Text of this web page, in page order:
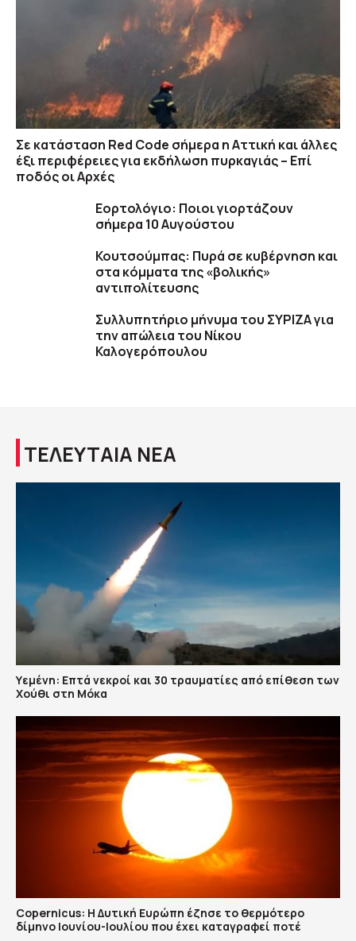
Σε κατάσταση Red Code σήμερα η Αττική και άλλες
έξι περιφέρειες για εκδήλωση πυρκαγιάς – Επί
ποδός οι Αρχές
Εορτολόγιο: Ποιοι γιορτάζουν
σήμερα 10 Αυγούστου
Κουτσούμπας: Πυρά σε κυβέρνηση και
στα κόμματα της «βολικής»
αντιπολίτευσης
Συλλυπητήριο μήνυμα του ΣΥΡΙΖΑ για
την απώλεια του Νίκου
Καλογερόπουλου
ΤΕΛΕΥΤΑΙΑ ΝΕΑ
Υεμένη: Επτά νεκροί και 30 τραυματίες από επίθεση των
Χούθι στη Μόκα
Copernicus: H Δυτική Ευρώπη έζησε το θερμότερο
δίμηνο Ιουνίου-Ιουλίου που έχει καταγραφεί ποτέ